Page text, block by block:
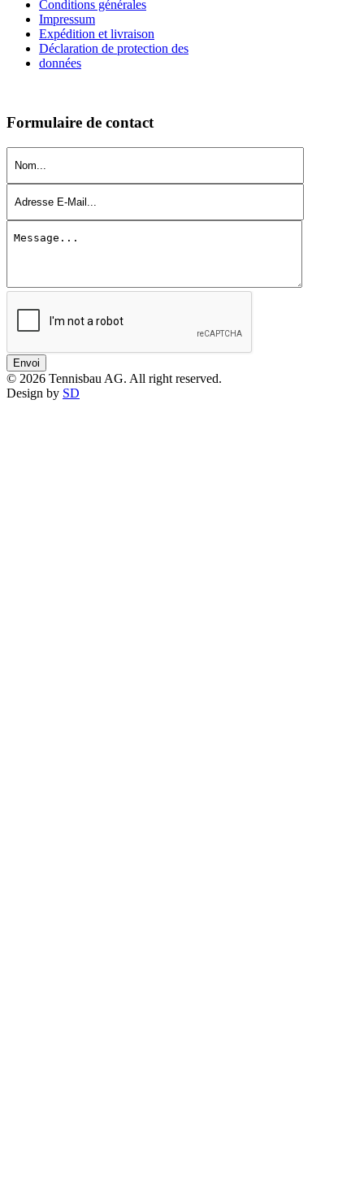
Conditions générales
Impressum
Expédition et livraison
Déclaration de protection des
données
Formulaire de contact
Envoi
© 2026 Tennisbau AG. All right reserved.
Design by SD